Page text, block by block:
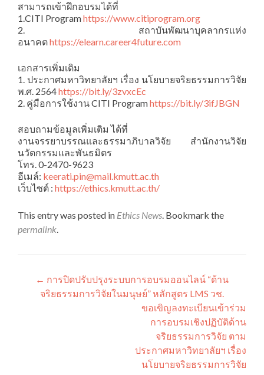
สามารถเข้าฝึกอบรมได้ที่
1.CITI Programhttps://www.citiprogram.org
2. สถาบันพัฒนาบุคลากรแห่ง
อนาคตhttps://elearn.career4future.com
เอกสารเพิ่มเติม
1. ประกาศมหาวิทยาลัยฯ เรื่อง นโยบายจริยธรรมการวิจัย
พ.ศ. 2564https://bit.ly/3zvxcEc
2. คู่มือการใช้งาน CITI Programhttps://bit.ly/3ifJBGN
สอบถามข้อมูลเพิ่มเติม ได้ที่
งานจรรยาบรรณและธรรมาภิบาลวิจัย สำนักงานวิจัย
นวัตกรรมและพันธมิตร
โทร. 0-2470-9623
อีเมล์: keerati.pin@mail.kmutt.ac.th
เว็บไซต์ : https://ethics.kmutt.ac.th/
This entry was posted in Ethics News. Bookmark the
permalink.
แนะแนว
เรื่อง
← การปิดปรับปรุงระบบการอบรมออนไลน์ “ด้าน
จริยธรรมการวิจัยในมนุษย์” หลักสูตร LMS วช.
ขอเขิญลงทะเบียนเข้าร่วม
การอบรมเชิงปฏิบัติด้าน
จริยธรรมการวิจัย ตาม
ประกาศมหาวิทยาลัยฯ เรื่อง
นโยบายจริยธรรมการวิจัย